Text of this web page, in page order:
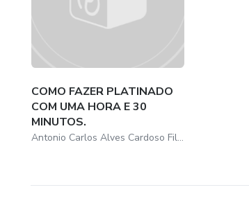
COMO FAZER PLATINADO
COM UMA HORA E 30
MINUTOS.
Antonio Carlos Alves Cardoso Filho